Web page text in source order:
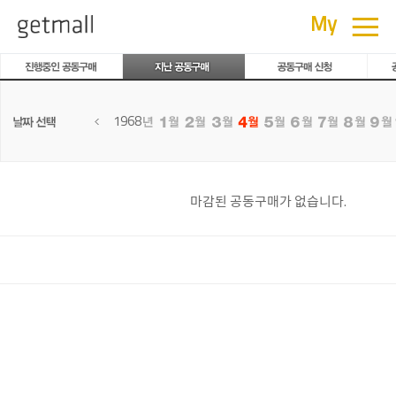
My ≡
공동구매
1968
마감된 공동구매가 없습니다.